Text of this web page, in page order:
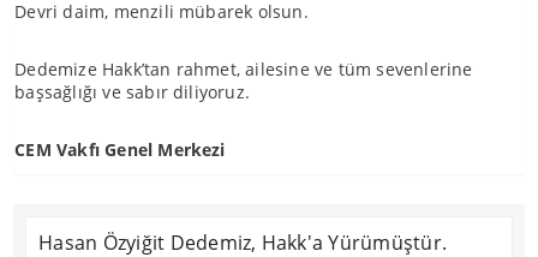
Devri daim, menzili mübarek olsun.
Dedemize Hakk’tan rahmet, ailesine ve tüm sevenlerine
başsağlığı ve sabır diliyoruz.
CEM Vakfı Genel Merkezi
Hasan Özyiğit Dedemiz, Hakk'a Yürümüştür.